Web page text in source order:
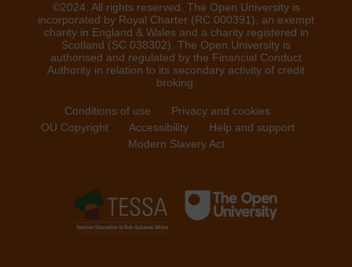
©2024. All rights reserved. The Open University is
incorporated by Royal Charter (RC 000391), an exempt
charity in England & Wales and a charity registered in
Scotland (SC 038302). The Open University is
authorised and regulated by the Financial Conduct
Authority in relation to its secondary activity of credit
broking.
Conditions of use
Privacy and cookies
OU Copyright
Accessibility
Help and support
Modern Slavery Act